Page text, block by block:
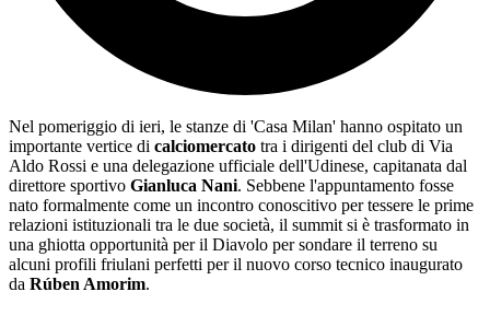
Nel pomeriggio di ieri, le stanze di 'Casa Milan' hanno ospitato un
importante vertice di calciomercato tra i dirigenti del club di Via
Aldo Rossi e una delegazione ufficiale dell'Udinese, capitanata dal
direttore sportivo Gianluca Nani. Sebbene l'appuntamento fosse
nato formalmente come un incontro conoscitivo per tessere le prime
relazioni istituzionali tra le due società, il summit si è trasformato in
una ghiotta opportunità per il Diavolo per sondare il terreno su
alcuni profili friulani perfetti per il nuovo corso tecnico inaugurato
da Rúben Amorim.